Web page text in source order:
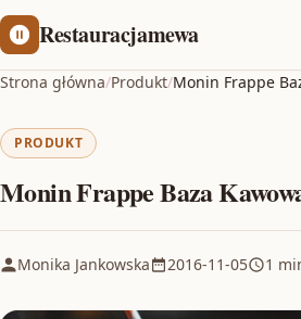
Restauracjamewa
Strona główna/Produkt/Monin Frappe
PRODUKT
Monin Frappe Baza
Monika Jankowska 2016-11-05 1